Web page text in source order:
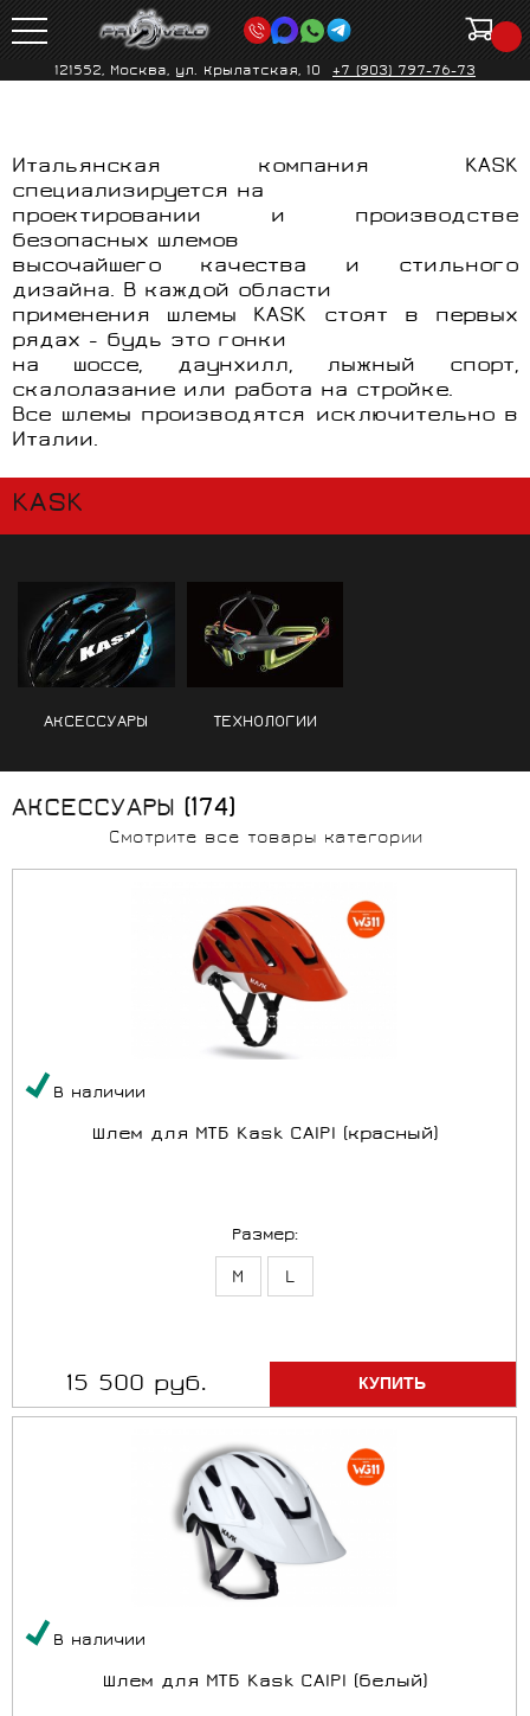
121552, Москва, ул. Крылатская, 10 +7 (903) 797-76-73
Итальянская компания KASK
специализируется на
проектировании и производстве
безопасных шлемов
высочайшего качества и стильного
дизайна. В каждой области
применения шлемы KASK стоят в первых
рядах - будь это гонки
на шоссе, даунхилл, лыжный спорт,
скалолазание или работа на стройке.
Все шлемы производятся исключительно в
Италии.
KASK
АКСЕССУАРЫ ТЕХНОЛОГИИ
АКСЕССУАРЫ (174)
Смотрите все товары категории
В наличии
Шлем для МТБ Kask CAIPI (красный)
Размер:
M L
15 500 руб.
В наличии
Шлем для МТБ Kask CAIPI (белый)